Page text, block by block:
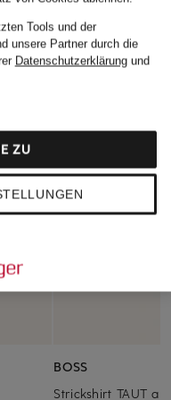
BOSS
Strickshirt TAUT
Tools und der
unsere Partner durch die
Datenschutzerklärungund
ZU